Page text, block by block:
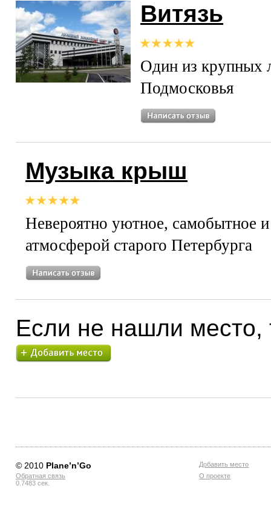
Витязь
Один из крупных
Подмосковья
Музыка крыш
Невероятно уютное, самобытное
атмосферой старого Петербурга
Если не нашли
© 2010 Planе’n’Go
Обратная связь
0.7483 сек.
Добавить место
О проекте